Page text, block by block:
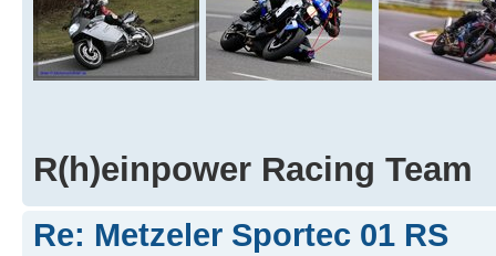
R(h)einpower Racing Team
Re: Metzeler Sportec 01 RS